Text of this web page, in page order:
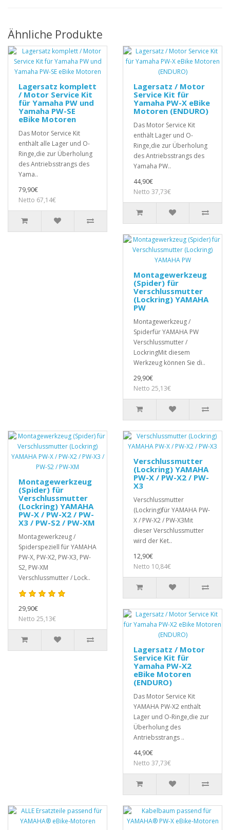
Ähnliche Produkte
Lagersatz komplett
/ Motor Service Kit
für Yamaha PW und
Yamaha PW-SE
eBike Motoren
Das Motor Service Kit
enthält alle Lager und O-
Ringe,die zur Überholung
des Antriebsstrangs des
Yama..
79,90€
Netto 67,14€
Lagersatz / Motor
Service Kit für
Yamaha PW-X eBike
Motoren (ENDURO)
Das Motor Service Kit
enthält Lager und O-
Ringe,die zur Überholung
des Antriebsstrangs des
Yamaha PW..
44,90€
Netto 37,73€
Montagewerkzeug
(Spider) für
Verschlussmutter
(Lockring) YAMAHA
PW
Montagewerkzeug /
Spiderfür YAMAHA PW
Verschlussmutter /
LockringMit diesem
Werkzeug können Sie di..
29,90€
Netto 25,13€
Montagewerkzeug
(Spider) für
Verschlussmutter
(Lockring) YAMAHA
PW-X / PW-X2 / PW-
X3 / PW-S2 / PW-XM
Montagewerkzeug /
Spiderspeziell für YAMAHA
PW-X, PW-X2, PW-X3, PW-
S2, PW-XM
Verschlussmutter / Lock..
29,90€
Netto 25,13€
Verschlussmutter
(Lockring) YAMAHA
PW-X / PW-X2 / PW-
X3
Verschlussmutter
(Lockring)für YAMAHA PW-
X / PW-X2 / PW-X3Mit
dieser Verschlussmutter
wird der Ket..
12,90€
Netto 10,84€
Lagersatz / Motor
Service Kit für
Yamaha PW-X2
eBike Motoren
(ENDURO)
Das Motor Service Kit
YAMAHA PW-X2 enthält
Lager und O-Ringe,die zur
Überholung des
Antriebsstrangs ..
44,90€
Netto 37,73€